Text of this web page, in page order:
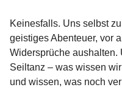
Keinesfalls. Uns selbst
geistiges Abenteuer, vor
Widersprüche aushalten.
Seiltanz – was wissen
und wissen, was noch